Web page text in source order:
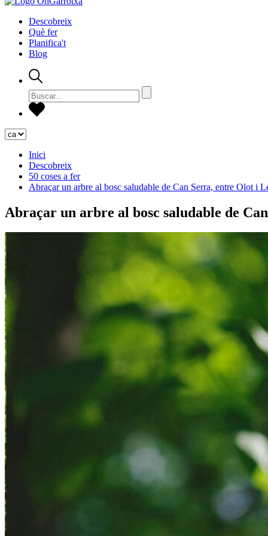
Descobreix
Què fer
Planifica't
Blog
Inici
Descobreix
50 coses a fer
Abraçar un arbre al bosc saludable de Can Serra, entre Olot i
Abraçar un arbre al bosc saludable de